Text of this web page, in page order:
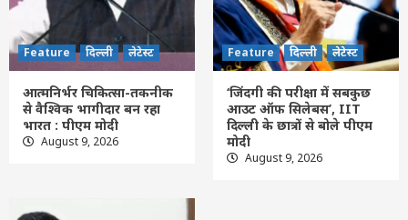
4
Feature दिल्ली लेटेस्ट
‘जिंदगी की परीक्षा में सबकुछ आउट ऑफ सिलेबस’,
IIT दिल्ली के छात्रों से बोले पीएम मोदी
Feature दिल्ली
राघव चड्ढा ने पीएम मोदी को भेंट की भगवान गणेश
की मूर्ति, मुलाकात को बताया यादगार
Feature दिल्ली लेटेस्ट
आत्मनिर्भर चिकित्सा-तकनीक
से वैश्विक भागीदार बन रहा
भारत : पीएम मोदी
August 9, 2026
Feature दिल्ली लेटेस्ट
‘जिंदगी की परीक्षा में सबकुछ
आउट ऑफ सिलेबस’, IIT
दिल्ली के छात्रों से बोले पीएम
मोदी
August 9, 2026